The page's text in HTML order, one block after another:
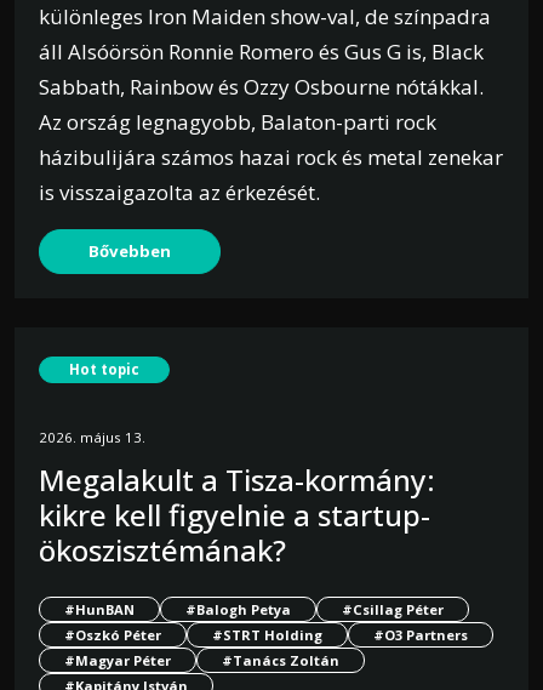
különleges Iron Maiden show-val, de színpadra
áll Alsóörsön Ronnie Romero és Gus G is, Black
Sabbath, Rainbow és Ozzy Osbourne nótákkal.
Az ország legnagyobb, Balaton-parti rock
házibulijára számos hazai rock és metal zenekar
is visszaigazolta az érkezését.
Bővebben
Hot topic
2026. május 13.
Megalakult a Tisza-kormány:
kikre kell figyelnie a startup-
ökoszisztémának?
#HunBAN #Balogh Petya
#Csillag Péter
#Oszkó Péter
#STRT Holding
#O3 Partners
#Magyar Péter
#Tanács Zoltán
#Kapitány István